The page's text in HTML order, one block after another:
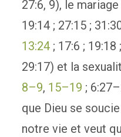
27:6, 9), le mariage
19:14 ; 27:15 ;
13:24; 17:6 ; 19:18
29:17) et la
8–9, 15–19 ;
que Dieu se
notre vie et veut